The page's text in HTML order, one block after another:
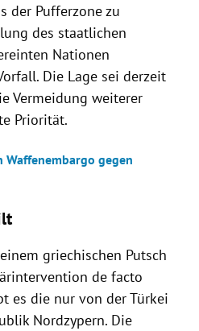
der Pufferzone zu
des staatlichen
Nationen
Die Lage sei derzeit
Vermeidung weiterer
Priorität.
Waffenembargo gegen
griechischen Putsch
de facto
es die nur von der Türkei
Nordzypern. Die